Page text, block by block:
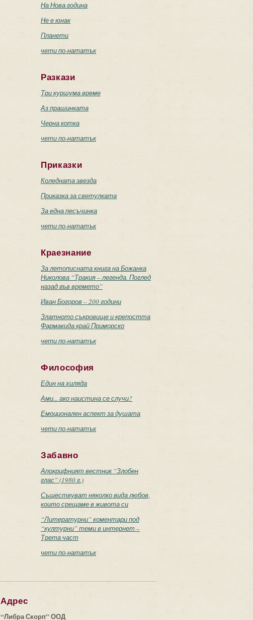
На Нова година
Не е юнак
Планети
чети по-нататък
Разкази
Три куршума време
Аз прашинката
Черна котка
чети по-нататък
Приказки
Коледната звезда
Приказка за светулката
За една песъчинка
чети по-нататък
Краезнание
За летописната книга на Божанка
Николова “Тракия – легенда. Поглед
назад във времето”
Иван Богоров – 200 години
Златното съкровище и крепостта
Фармакида край Приморско
чети по-нататък
Философия
Един на хиляда
Ами... ако наистина се случи?
Емоционален аспект за душата
чети по-нататък
Забавно
Апокрифният вестник “Злобен
глас” (1980 г.)
Съществуват няколко вида любов,
които срещаме в живота си
“Литературни” коментари под
“културни” теми в интернет –
Трета част
чети по-нататък
Адрес
“Либра Скорп” ООД